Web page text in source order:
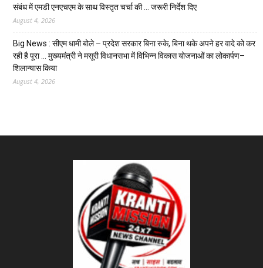
संबंध में एमडी एनएचएम के साथ विस्तृत चर्चा की … जरूरी निर्देश दिए
August 4, 2026
Big News : सीएम धामी बोले – प्रदेश सरकार बिना रुके, बिना थके अपने हर वादे को कर
रही है पूरा … मुख्यमंत्री ने मसूरी विधानसभा में विभिन्न विकास योजनाओं का लोकार्पण–
शिलान्यास किया
August 4, 2026